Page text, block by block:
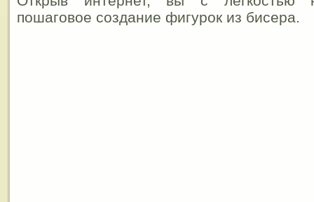
пошаговое создание фигурок из бисера.